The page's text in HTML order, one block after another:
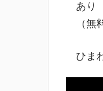
あり
（無
ひま